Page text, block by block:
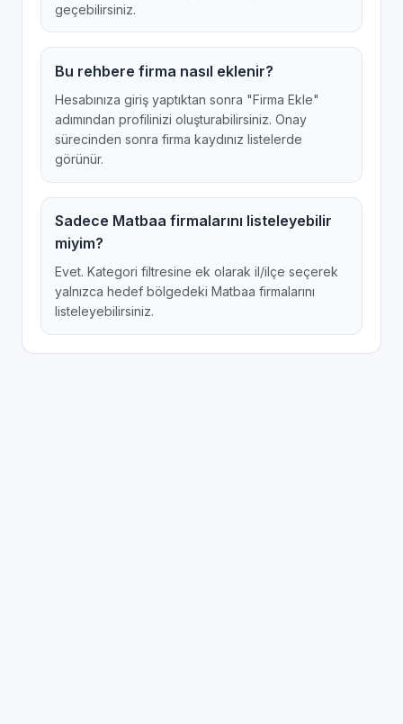
geçebilirsiniz.
Bu rehbere firma nasıl eklenir?
Hesabınıza giriş yaptıktan sonra "Firma Ekle"
adımından profilinizi oluşturabilirsiniz. Onay
sürecinden sonra firma kaydınız listelerde
görünür.
Sadece Matbaa firmalarını listeleyebilir
miyim?
Evet. Kategori filtresine ek olarak il/ilçe seçerek
yalnızca hedef bölgedeki Matbaa firmalarını
listeleyebilirsiniz.